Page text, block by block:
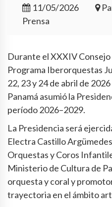
11/05/2026
Prensa
Durante el XXXIV
Programa Iberorquestas
22, 23 y 24 de abril de
Panamá asumió la
período 2026–2029.
La Presidencia será
Electra Castillo
Orquestas y Coros
Ministerio de Cultura de
orquesta y coral y
trayectoria en el ámbito